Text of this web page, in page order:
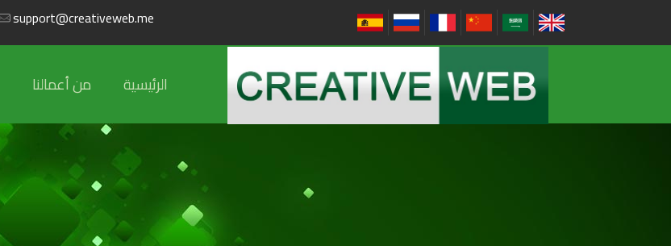
support@creativeweb.me
الرئيسية من أعمالنا